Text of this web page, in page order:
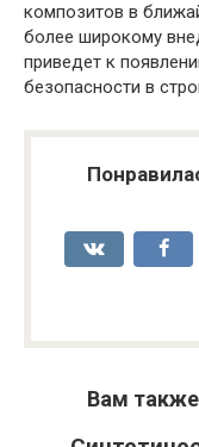
композитов в
более широкому
приведет к
безопасности в
Вам